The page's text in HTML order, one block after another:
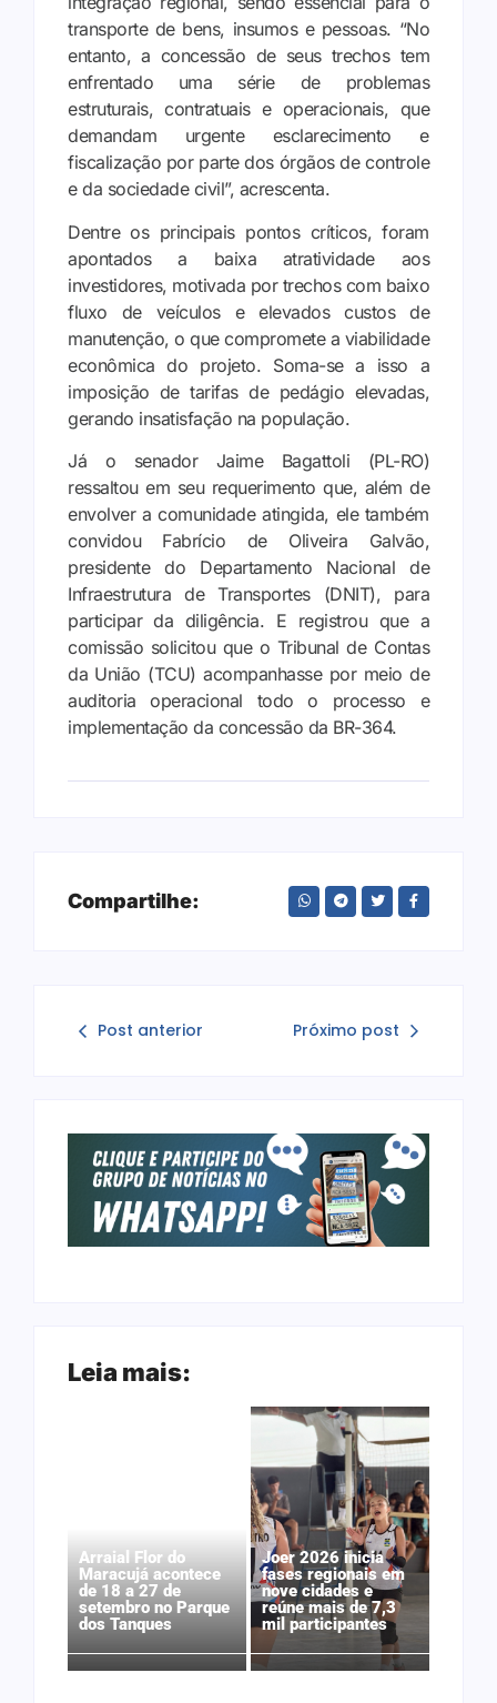
transporte de bens, insumos e pessoas. “No
entanto, a concessão de seus trechos tem
enfrentado uma série de problemas
estruturais, contratuais e operacionais, que
demandam urgente esclarecimento e
fiscalização por parte dos órgãos de controle
e da sociedade civil”, acrescenta.
Dentre os principais pontos críticos, foram
apontados a baixa atratividade aos
investidores, motivada por trechos com baixo
fluxo de veículos e elevados custos de
manutenção, o que compromete a viabilidade
econômica do projeto. Soma-se a isso a
imposição de tarifas de pedágio elevadas,
gerando insatisfação na população.
Já o senador Jaime Bagattoli (PL-RO)
ressaltou em seu requerimento que, além de
envolver a comunidade atingida, ele também
convidou Fabrício de Oliveira Galvão,
presidente do Departamento Nacional de
Infraestrutura de Transportes (DNIT), para
participar da diligência. E registrou que a
comissão solicitou que o Tribunal de Contas
da União (TCU) acompanhasse por meio de
auditoria operacional todo o processo e
implementação da concessão da BR-364.
Compartilhe:
Post anterior Próximo post
Leia mais:
Arraial Flor do
Maracujá acontece
de 18 a 27 de
setembro no Parque
dos Tanques
Joer 2026 inicia
fases regionais em
nove cidades e
reúne mais de 7,3
mil participantes